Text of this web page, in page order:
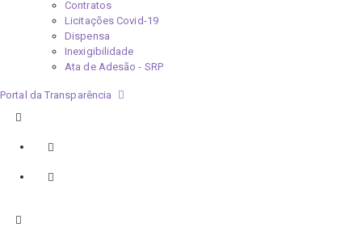
Contratos
Licitações Covid-19
Dispensa
Inexigibilidade
Ata de Adesão - SRP
Portal da Transparência